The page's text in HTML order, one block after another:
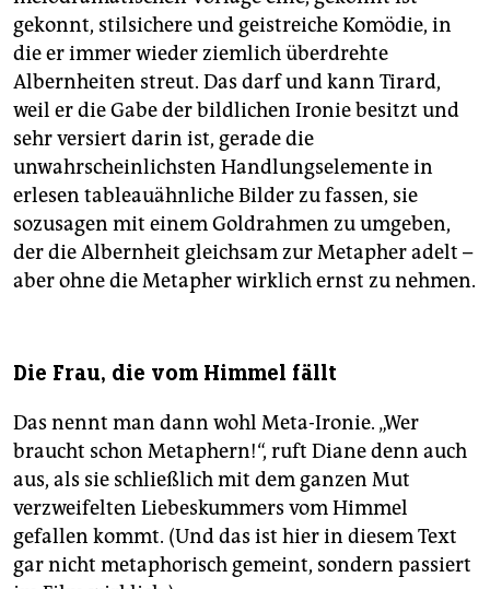
gekonnt, stilsichere und geistreiche Komödie, in
die er immer wieder ziemlich überdrehte
Albernheiten streut. Das darf und kann Tirard,
weil er die Gabe der bildlichen Ironie besitzt und
sehr versiert darin ist, gerade die
unwahrscheinlichsten Handlungselemente in
erlesen tableauähnliche Bilder zu fassen, sie
sozusagen mit einem Goldrahmen zu umgeben,
der die Albernheit gleichsam zur Metapher adelt –
aber ohne die Metapher wirklich ernst zu nehmen.
Die Frau, die vom Himmel fällt
Das nennt man dann wohl Meta-Ironie. „Wer
braucht schon Metaphern!“, ruft Diane denn auch
aus, als sie schließlich mit dem ganzen Mut
verzweifelten Liebeskummers vom Himmel
gefallen kommt. (Und das ist hier in diesem Text
gar nicht metaphorisch gemeint, sondern passiert